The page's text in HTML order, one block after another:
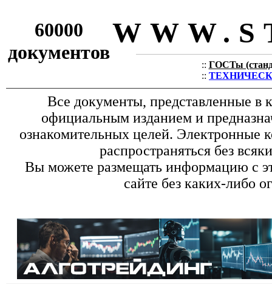
60000
документов
:: ГОСТы
::
Все документы, представленные в
официальным изданием и
ознакомительных целей. Электронные
распространяться без
Вы можете размещать информацию с
сайте без каких-либо